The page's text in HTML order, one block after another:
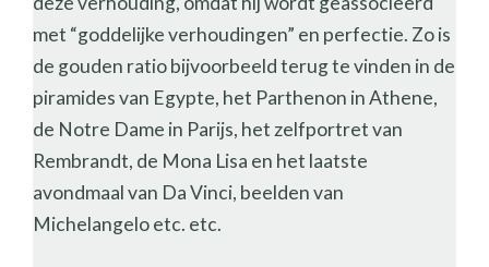
met “goddelijke verhoudingen” en perfectie. Zo is
de gouden ratio bijvoorbeeld terug te vinden in de
piramides van Egypte, het Parthenon in Athene,
de Notre Dame in Parijs, het zelfportret van
Rembrandt, de Mona Lisa en het laatste
avondmaal van Da Vinci, beelden van
Michelangelo etc. etc.